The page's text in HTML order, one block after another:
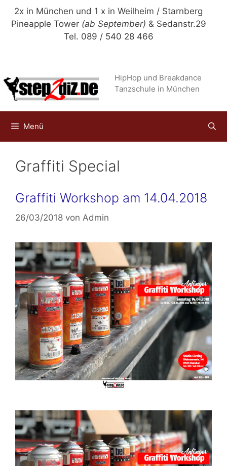
Zum
Inhalt
2x in München und 1 x in Weilheim / Starnberg
Pineapple Tower (ab September) & Sedanstr.29
Tel. 089 / 540 28 466
HipHop und Breakdance
Tanzschule in München
Menü
Graffiti Special
Graffiti Workshop am 14.04.2018
26/03/2018 von Admin